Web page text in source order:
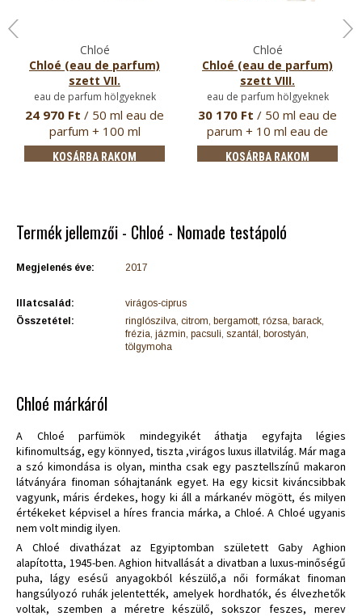
Chloé
Chloé (eau de parfum)
szett VII.
eau de parfum hölgyeknek
24 970 Ft / 50 ml eau de
parfum + 100 ml
testápoló
KOSÁRBA RAKOM
Chloé
Chloé (eau de parfum)
szett VIII.
eau de parfum hölgyeknek
30 170 Ft / 50 ml eau de
parum + 10 ml eau de
parfum
KOSÁRBA RAKOM
Termék jellemzői - Chloé - Nomade testápoló
Megjelenés éve: 2017
Illatcsalád:
virágos-ciprus
Összetétel:
ringlószilva, citrom, bergamott, rózsa, barack,
frézia, jázmin, pacsuli, szantál, borostyán,
tölgymoha
Chloé márkáról
A Chloé parfümök mindegyikét áthatja egyfajta légies
kifinomultság, egy könnyed, tiszta ,virágos luxus illatvilág. Már maga
a szó kimondása is olyan, mintha csak egy pasztellszínű makaron
látványára finoman sóhajtanánk egyet. Ha egy kicsit kiváncsibbak
vagyunk, máris érdekes, hogy ki áll a márkanév mögött, és milyen
értékeket képvisel a híres francia márka, a Chloé. A Chloé ugyanis
nem volt mindig ilyen.
A Chloé divatházat az Egyiptomban született Gaby Aghion
alapította, 1945-ben. Aghion hitvallását a divatban a luxus-minőségű
puha, lágy esésű anyagokból készülő,a női formákat finoman
hangsúlyozó ruhák jelentették, amelyek hordhatók, és élvezhetők
voltak, szemben a méretre készülő, sokszor feszes, merev